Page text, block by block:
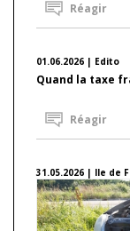
Réagir
01.06.2026 | Edito
Quand la taxe
Réagir
31.05.2026 | Ile de